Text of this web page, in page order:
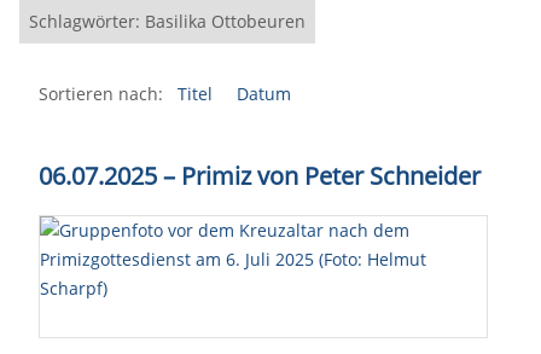
Schlagwörter: Basilika Ottobeuren
Sortieren nach: Titel Datum
06.07.2025 – Primiz von Peter Schneider